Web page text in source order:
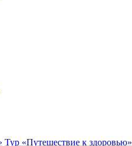
Тур «Путешествие к здоровью»